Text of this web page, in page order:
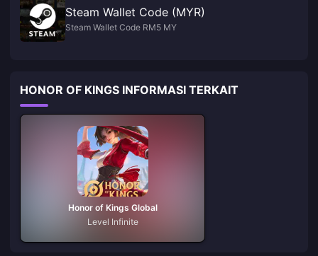
Steam Wallet Code (MYR)
Steam Wallet Code RM5 MY
HONOR OF KINGS INFORMASI TERKAIT
Honor of Kings Global
Level Infinite